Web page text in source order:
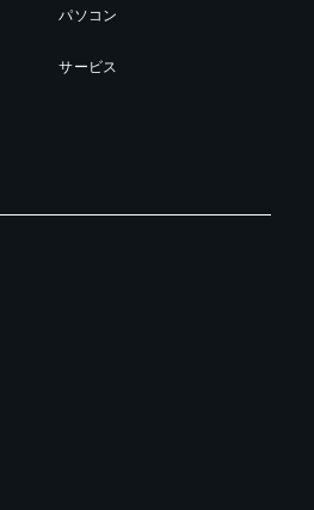
パソコン
サービス